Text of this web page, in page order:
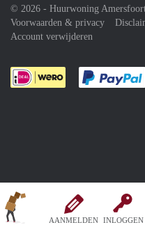
AANMELDEN INLOGGEN
© 2026 - Huurwoning
Voorwaarden & privacy
Account verwijderen